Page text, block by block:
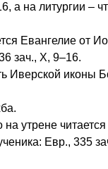
а на литургии –
Евангелие от
зач., X, 9–16.
Иверской иконы
утрене
Евр., 335